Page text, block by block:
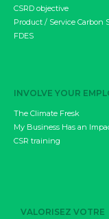
CSRD objective
Product / Service Carbon
FDES
INVOLVE YOUR
The Climate Fresk
My Business Has an
CSR training
VALORISEZ VOTRE